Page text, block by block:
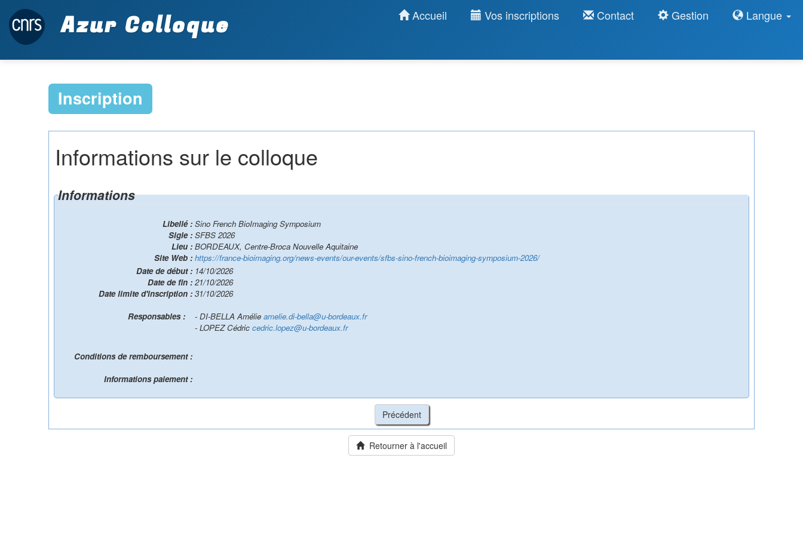
Azur Colloque Accueil Vos inscriptions Contact Gestion Langue
Inscription
Informations sur le colloque
Informations
Libellé : Sino French BioImaging Symposium
Sigle : SFBS 2026
Lieu : BORDEAUX, Centre-Broca Nouvelle Aquitaine
Site Web : https://france-bioimaging.org/news-events/our-events/sfbs-sino-french-bioimaging-symposium-2026/
Date de début : 14/10/2026
Date de fin : 21/10/2026
Date limite d'inscription : 31/10/2026
- DI-BELLA Amélie amelie.di-bella@u-bordeaux.fr
- LOPEZ Cédric cedric.lopez@u-bordeaux.fr
Conditions de remboursement :
Informations paiement :
Retourner à l'accueil